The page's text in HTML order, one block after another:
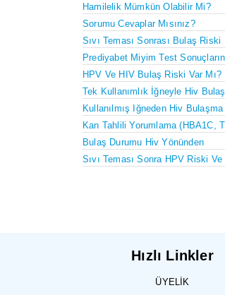
Hamilelik Mümkün Olabilir Mi?
Sorumu Cevaplar Mısınız?
Sıvı Teması Sonrası Bulaş Riski
Prediyabet Miyim Test
HPV Ve HIV Bulaş Riski Var Mı?
Tek Kullanımlık İğneyle Hiv
Kullanılmış Iğneden Hiv
Kan Tahlili Yorumlama (HBA1C,
Bulaş Durumu Hiv Yönünden
Sıvı Teması Sonra HPV Riski
Hızlı Linkler
ÜYELIK